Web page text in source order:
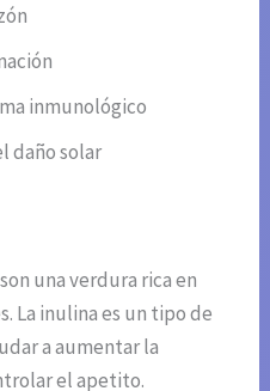
inmunológico
daño solar
una verdura rica en
La inulina es un tipo de
a aumentar la
el apetito.